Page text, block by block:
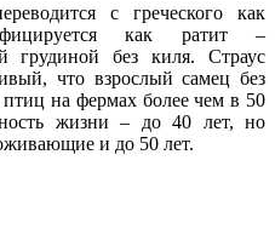
с греческого как
как ратит –
грудиной без киля. Страус
что взрослый самец без
птиц на фермах более чем в 50
жизни – до 40 лет, но
и до 50 лет.